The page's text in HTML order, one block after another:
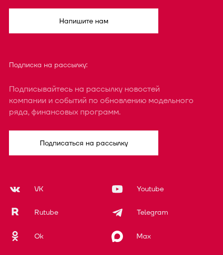
Напишите нам
Подписка на рассылку:
Подписывайтесь на рассылку новостей
компании и событий по обновлению модельного
ряда, финансовых программ.
Подписаться на рассылку
VK Youtube
Rutube Telegram
Ok Max